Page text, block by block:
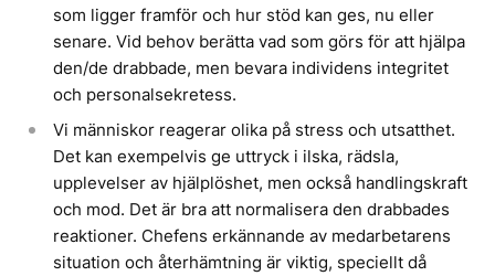
som ligger framför och hur stöd kan ges, nu eller
senare. Vid behov berätta vad som görs för att hjälpa
den/de drabbade, men bevara individens integritet
och personalsekretess.
Vi människor reagerar olika på stress och utsatthet.
Det kan exempelvis ge uttryck i ilska, rädsla,
upplevelser av hjälplöshet, men också handlingskraft
och mod. Det är bra att normalisera den drabbades
reaktioner. Chefens erkännande av medarbetarens
situation och återhämtning är viktig, speciellt då